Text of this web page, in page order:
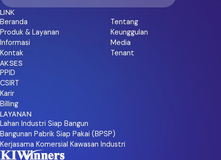
TELAH BERAKHIR
SELENGKAPNYA
LINK
Beranda
Tentang
Produk & Layanan
Keunggulan
Informasi
Media
Kontak
Tenant
AKSES
PPID
CSIRT
Karir
Billing
LAYANAN
Lahan Industri Siap Bangun
Bangunan Pabrik Siap Pakai (BPSP)
Kerjasama Komersial Kawasan Industri